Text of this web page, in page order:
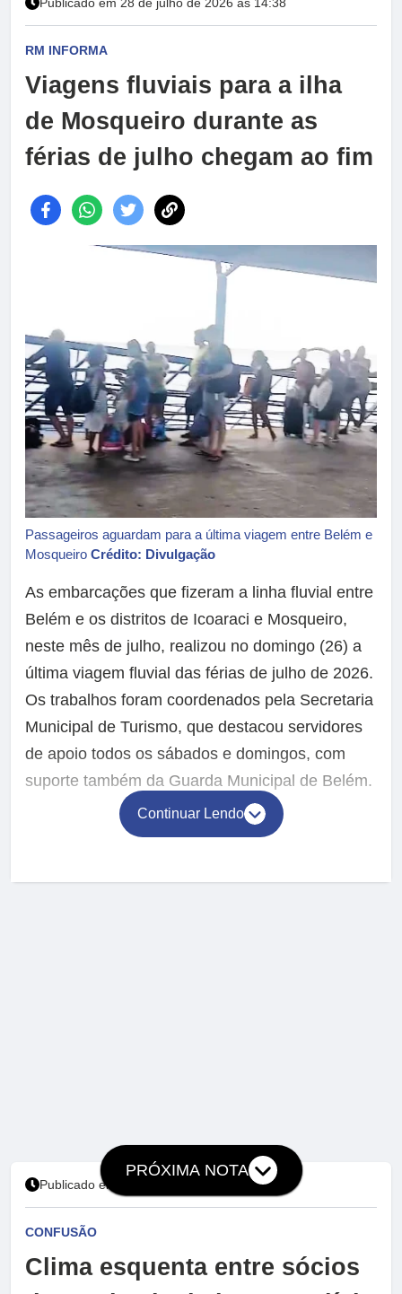
Publicado em 28 de julho de 2026 às 14:38
RM INFORMA
Viagens fluviais para a ilha
de Mosqueiro durante as
férias de julho chegam ao fim
Passageiros aguardam para a última viagem entre Belém e
Mosqueiro Crédito: Divulgação
As embarcações que fizeram a linha fluvial entre
Belém e os distritos de Icoaraci e Mosqueiro,
neste mês de julho, realizou no domingo (26) a
última viagem fluvial das férias de julho de 2026.
Os trabalhos foram coordenados pela Secretaria
Municipal de Turismo, que destacou servidores
de apoio todos os sábados e domingos, com
suporte também da Guarda Municipal de Belém.
Continuar Lendo
Publicado em 27 de julho de 2026 às 19:48
CONFUSÃO
Clima esquenta entre sócios
PRÓXIMA NOTA